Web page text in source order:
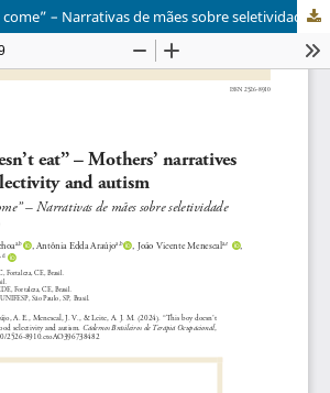
“Esse menino não come” – Narrativas de mães sobre seletividade alimentar e autismo